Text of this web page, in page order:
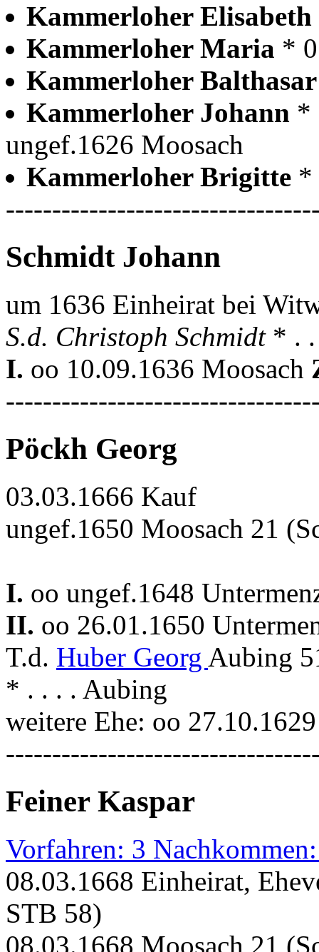
Kammerloher Elisabeth
Kammerloher Maria *
Kammerloher
Kammerloher Johann *
ungef.1626 Moosach
Kammerloher Brigitte *
Schmidt Johann
um 1636 Einheirat bei
S.d. Christoph Schmidt * . .
I. oo 10.09.1636 Moosach
Pöckh Georg
03.03.1666 Kauf
ungef.1650 Moosach 21
I. oo ungef.1648
II. oo 26.01.1650
T.d. Huber Georg Aubing
* . . . . Aubing
weitere Ehe: oo
Feiner Kaspar
Vorfahren: 3
08.03.1668 Einheirat,
STB 58)
08.03.1668 Moosach 21